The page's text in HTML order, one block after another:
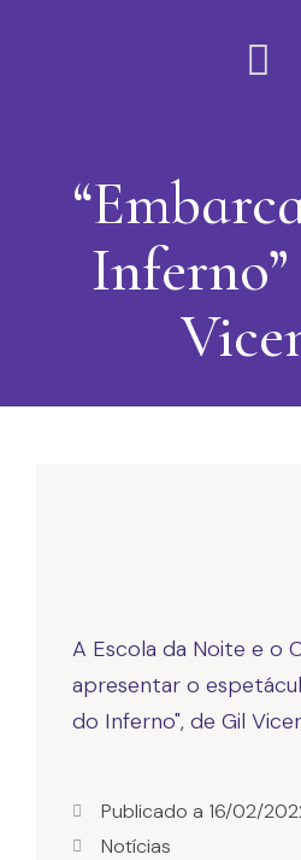
A Escola da Noite e o
apresentar o
do Inferno", de Gil
Publicado a 16/02/
Notícias